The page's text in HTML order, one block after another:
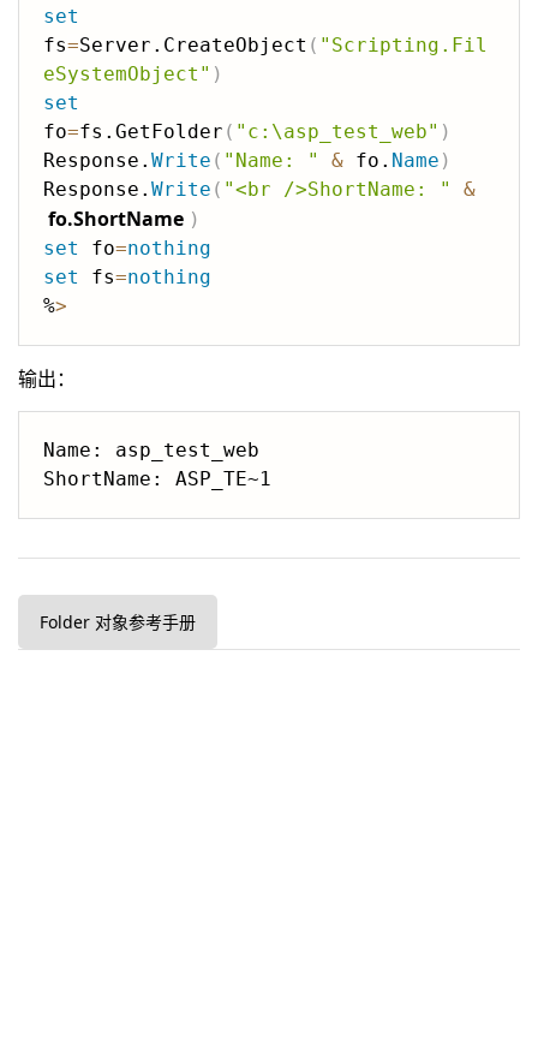
set
fs=Server.CreateObject ( "Scripting.Fil
eSystemObject" )
set
fo=fs.GetFolder ( "c:\asp_test_web" )
Response. Write ( "Name: " & fo. Name )
Response. Write ( "<br />ShortName: " &
fo.ShortName )
set
fo=nothing
set
fs=nothing
%>
输出：
Name: asp_test_web
Folder 对象参考手册